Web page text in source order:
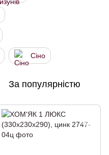
Сіно
За популярністю